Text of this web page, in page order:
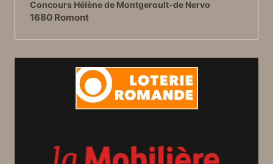
Concours Hélène de Montgeroult-de Nervo
1680 Romont